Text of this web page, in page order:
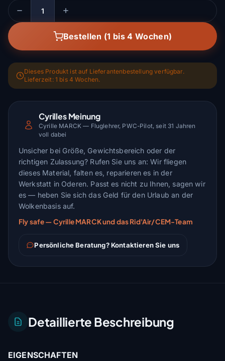
Menge
Bestellen (1 bis 4 Wochen)
Dieses Produkt ist auf Lieferantenbestellung verfügbar.
Lieferzeit: 1 bis 4 Wochen.
Cyrilles Meinung
Cyrille MARCK — Fluglehrer, PWC-Pilot, seit 31 Jahren
voll dabei
Unsicher bei Größe, Gewichtsbereich oder der
richtigen Zulassung? Rufen Sie uns an: Wir fliegen
dieses Material, falten es, reparieren es in der
Werkstatt in Oderen. Passt es nicht zu Ihnen, sagen wir
es — heben Sie sich das Geld für den Urlaub an der
Wolkenbasis auf.
Fly safe — Cyrille MARCK und das Rid'Air/CEM-Team
Persönliche Beratung? Kontaktieren Sie uns
Detaillierte Beschreibung
EIGENSCHAFTEN